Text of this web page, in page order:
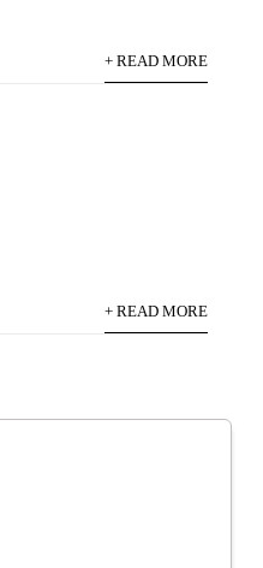
+ READ MORE
+ READ MORE